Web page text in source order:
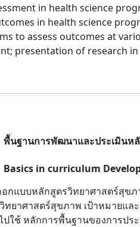
in health science
in health science
to assess outcomes at
presentation of research in
พื้นฐานการพัฒนาและประเมินห
Basics in curriculum
กแบบหลักสูตรวิทยาศาสตร์สุข
ทยาศาสตร์สุขภาพ เป้าหมายแ
ใช้ หลักการพื้นฐานของการป